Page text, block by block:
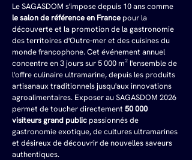
Le SAGASDOM s'impose depuis 10 ans comme
le salon de référence en France pour la
découverte et la promotion de la gastronomie
des territoires d'Outre-mer et des cuisines du
monde francophone. Cet événement annuel
concentre en 3 jours sur 5 000 m² l'ensemble de
l'offre culinaire ultramarine, depuis les produits
artisanaux traditionnels jusqu'aux innovations
agroalimentaires. Exposer au SAGASDOM 2026
permet de toucher directement 50 000
visiteurs grand public passionnés de
gastronomie exotique, de cultures ultramarines
et désireux de découvrir de nouvelles saveurs
authentiques.